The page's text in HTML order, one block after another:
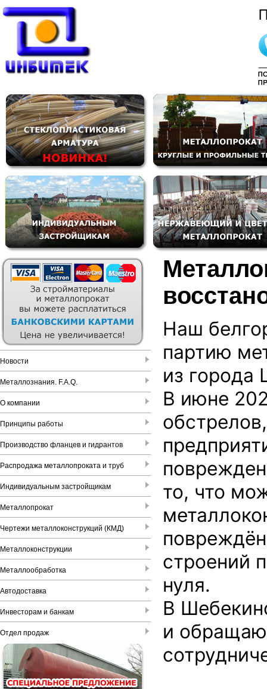
Новости
Металлознания. F.A.Q.
О компании
Принципы работы
Производство фланцев и гидрантов
Распродажа металлопроката и труб
Индивидуальным застройщикам
Металлопрокат
Чертежи металлоконструкций (КМД)
Металлоконструкции
Металлообработка
Автодоставка
Инвесторам и банкам
Отдел продаж
Наш
партию
из города
В июне
то, что
строений
нуля.
В
и